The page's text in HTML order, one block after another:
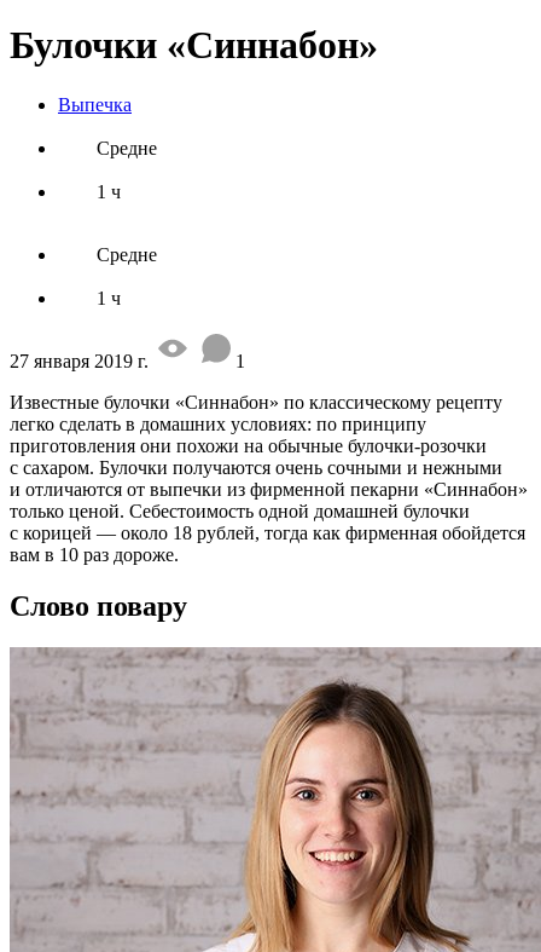
Булочки «Синнабон»
Выпечка
Средне
1 ч
Средне
1 ч
27 января 2019 г.
1
Известные булочки «Синнабон» по классическому рецепту
легко сделать в домашних условиях: по принципу
приготовления они похожи на обычные булочки-розочки
с сахаром. Булочки получаются очень сочными и нежными
и отличаются от выпечки из фирменной пекарни «Синнабон»
только ценой. Себестоимость одной домашней булочки
с корицей — около 18 рублей, тогда как фирменная обойдется
вам в 10 раз дороже.
Слово повару